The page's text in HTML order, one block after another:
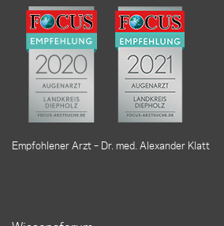
Empfohlener Arzt – Dr. med. Alexander Klatt